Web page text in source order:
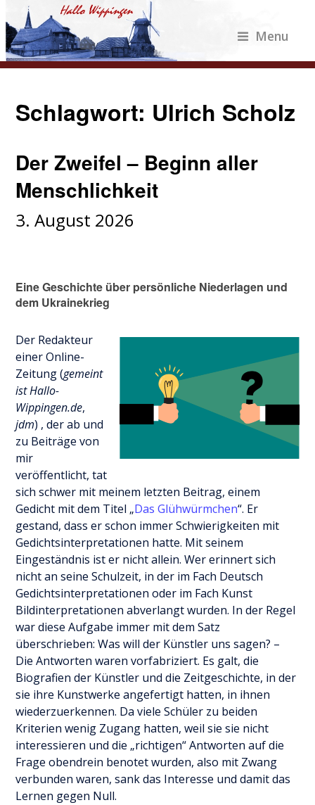
Menu
Schlagwort: Ulrich Scholz
Der Zweifel – Beginn aller
Menschlichkeit
3. August 2026
Eine Geschichte über persönliche Niederlagen und
dem Ukrainekrieg
Der Redakteur
einer Online-
Zeitung (gemeint
ist Hallo-
Wippingen.de,
jdm) , der ab und
zu Beiträge von
mir
veröffentlicht, tat
sich schwer mit meinem letzten Beitrag, einem
Gedicht mit dem Titel „Das Glühwürmchen“. Er
gestand, dass er schon immer Schwierigkeiten mit
Gedichtsinterpretationen hatte. Mit seinem
Eingeständnis ist er nicht allein. Wer erinnert sich
nicht an seine Schulzeit, in der im Fach Deutsch
Gedichtsinterpretationen oder im Fach Kunst
Bildinterpretationen abverlangt wurden. In der Regel
war diese Aufgabe immer mit dem Satz
überschrieben: Was will der Künstler uns sagen? –
Die Antworten waren vorfabriziert. Es galt, die
Biografien der Künstler und die Zeitgeschichte, in der
sie ihre Kunstwerke angefertigt hatten, in ihnen
wiederzuerkennen. Da viele Schüler zu beiden
Kriterien wenig Zugang hatten, weil sie sie nicht
interessieren und die „richtigen“ Antworten auf die
Frage obendrein benotet wurden, also mit Zwang
verbunden waren, sank das Interesse und damit das
Lernen gegen Null.